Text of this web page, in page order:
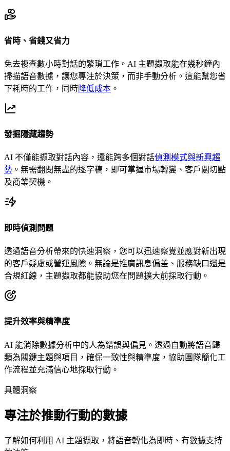
省時、省錢又省力
免去複查數小時對話的繁瑣工作。AI 主題擷取能在幾秒鐘內
掃描語音數據，讓您專注於決策，而非手動分析。這能幫您省
下耗時的工作，同時降低成本 。
發掘隱藏趨勢
AI 不僅能擷取對話內容，還能跨多個對話偵測模式與新興趨
勢 。無需翻閱無盡的逐字稿，即可掌握市場轉變、客戶關切點
及商業契機。
即時偵測問題
透過語音分析帶來的快速洞察，您可以迅速察覺並應對新出現
的客戶疑慮或營運風險。無論是推廣訊息偏差、服務缺口還是
合規紅線，主題擷取都能協助您在問題擴大前採取行動。
提升效率與精準度
AI 能消除數據分析中的人為錯誤與偏見。透過自動將語音歸
類為關鍵主題與項目，確保一致性與精準度，協助團隊簡化工
作流程並充滿信心地採取行動。
具體洞察
專注於推動行動的數據
了解如何利用 AI 主題擷取，將語音轉化為即時、有數據支持